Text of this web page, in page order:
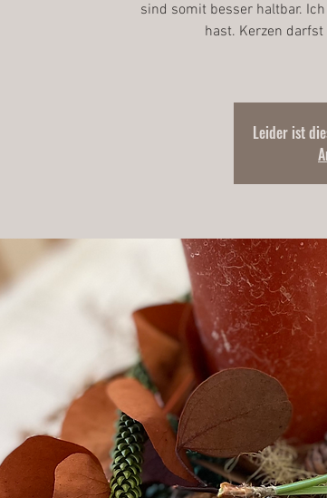
sind somit besser haltbar.
hast. Kerzen
Leider ist